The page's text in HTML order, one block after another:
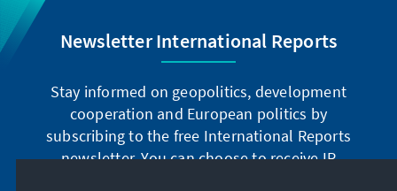
Newsletter International Reports
Stay informed on geopolitics, development
cooperation and European politics by
subscribing to the free International Reports
newsletter. You can choose to receive IR